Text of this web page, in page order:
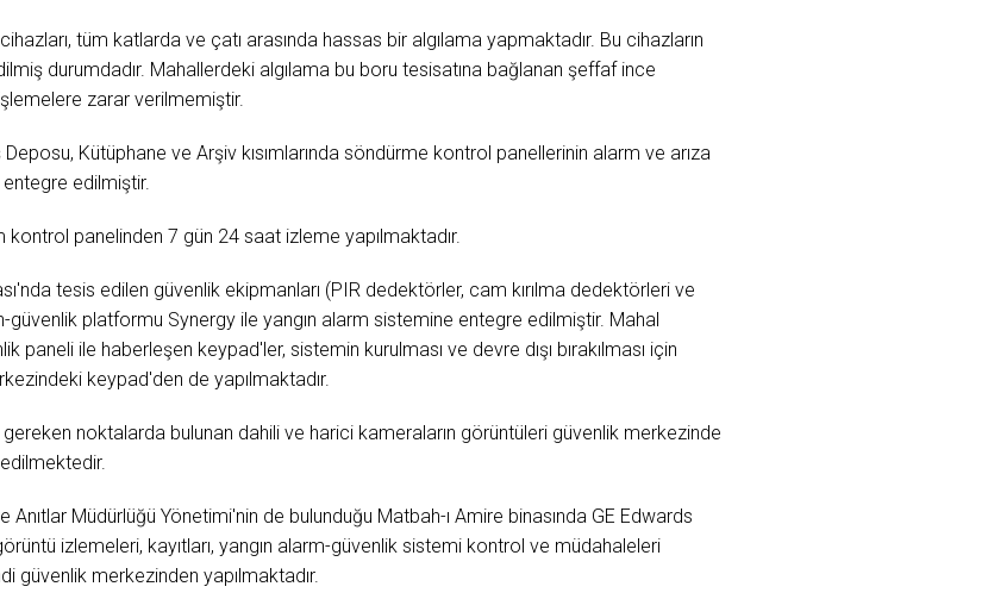
tüm katlarda ve çatı arasında hassas bir algılama yapmaktadır. Bu cihazların
durumdadır. Mahallerdeki algılama bu boru tesisatına bağlanan şeffaf ince
zarar verilmemiştir.
Kütüphane ve Arşiv kısımlarında söndürme kontrol panellerinin alarm ve arıza
entegre edilmiştir.
kontrol panelinden 7 gün 24 saat izleme yapılmaktadır.
tesis edilen güvenlik ekipmanları (PIR dedektörler, cam kırılma dedektörleri ve
güvenlik platformu Synergy ile yangın alarm sistemine entegre edilmiştir. Mahal
paneli ile haberleşen keypad'ler, sistemin kurulması ve devre dışı bırakılması için
keypad'den de yapılmaktadır.
noktalarda bulunan dahili ve harici kameraların görüntüleri güvenlik merkezinde
Müdürlüğü Yönetimi'nin de bulunduğu Matbah-ı Amire binasında GE Edwards
izlemeleri, kayıtları, yangın alarm-güvenlik sistemi kontrol ve müdahaleleri
güvenlik merkezinden yapılmaktadır.